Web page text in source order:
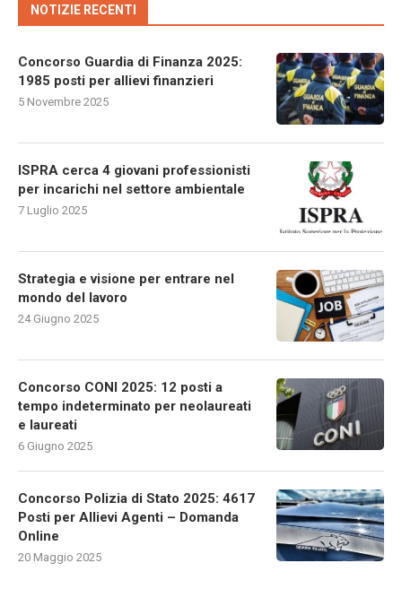
NOTIZIE RECENTI
Concorso Guardia di Finanza 2025:
1985 posti per allievi finanzieri
5 Novembre 2025
ISPRA cerca 4 giovani professionisti
per incarichi nel settore ambientale
7 Luglio 2025
Strategia e visione per entrare nel
mondo del lavoro
24 Giugno 2025
Concorso CONI 2025: 12 posti a
tempo indeterminato per neolaureati
e laureati
6 Giugno 2025
Concorso Polizia di Stato 2025: 4617
Posti per Allievi Agenti – Domanda
Online
20 Maggio 2025